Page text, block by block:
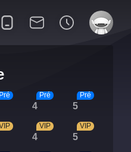
Pré
4
Pré
5
Pré
4
VIP
5
VIP